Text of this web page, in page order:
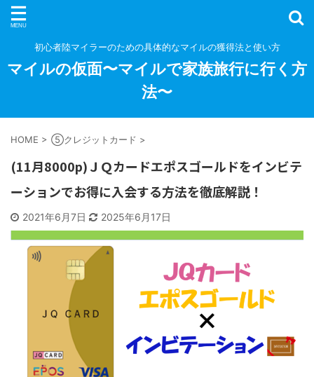
初心者陸マイラーのための具体的なマイルの獲得法と使い方
マイルの仮面〜マイルで家族旅行に行く方
法〜
HOME > ⑤クレジットカード >
(11月8000p)ＪＱカードエポスゴールドをインビテ
ーションでお得に入会する方法を徹底解説！
2021年6月7日 2025年6月17日